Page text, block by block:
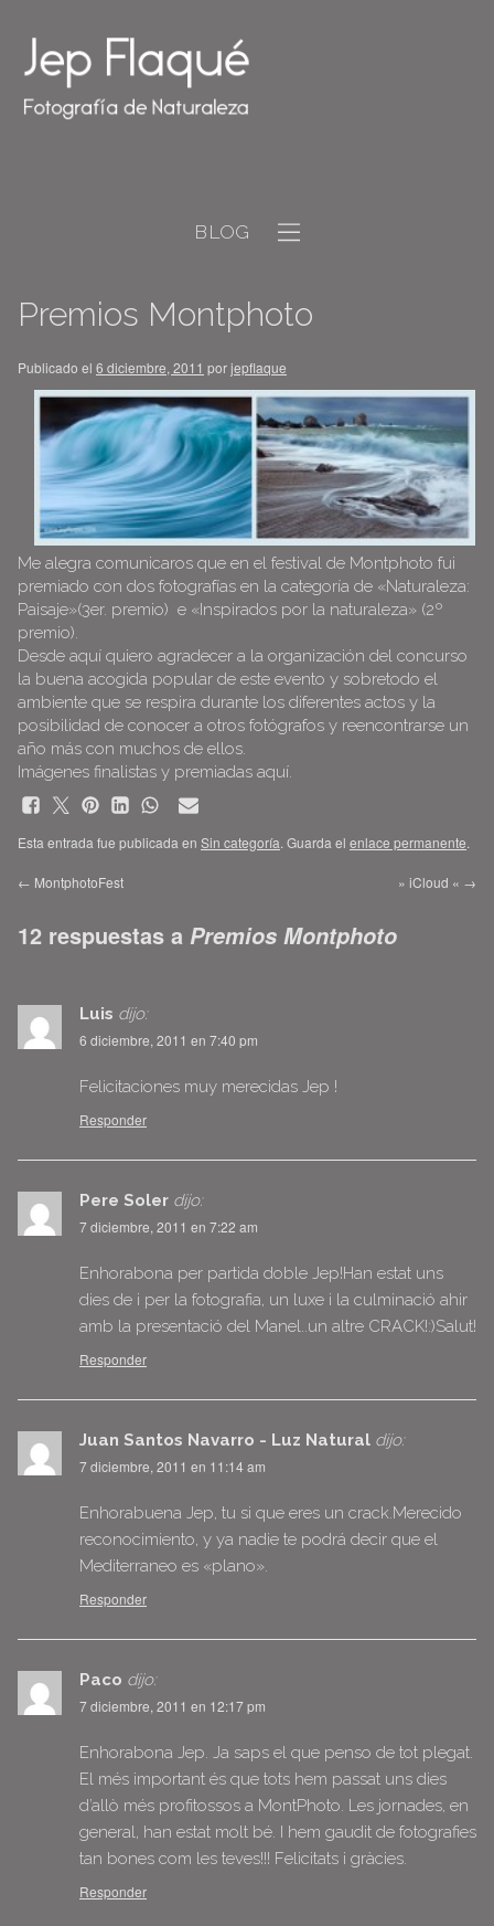
BLOG
Premios Montphoto
Publicado el 6 diciembre, 2011 porjepflaque
Me alegra comunicaros que en el festival de Montphoto fui
premiado con dos fotografías en la categoría de «Naturaleza:
Paisaje»(3er. premio) e «Inspirados por la naturaleza» (2º
premio).
Desde aquí quiero agradecer a la organización del concurso
la buena acogida popular de este evento y sobretodo el
ambiente que se respira durante los diferentes actos y la
posibilidad de conocer a otros fotógrafos y reencontrarse un
año más con muchos de ellos.
Imágenes finalistas y premiadas aquí.
Esta entrada fue publicada en Sin categoría. Guarda el enlace permanente.
← MontphotoFest » iCloud « →
12 respuestas a Premios Montphoto
Luis dijo:
6 diciembre, 2011 en 7:40 pm
Felicitaciones muy merecidas Jep !
Responder
Pere Soler dijo:
7 diciembre, 2011 en 7:22 am
Enhorabona per partida doble Jep!Han estat uns
dies de i per la fotografia, un luxe i la culminació ahir
amb la presentació del Manel..un altre CRACK!:)Salut!
Responder
Juan Santos Navarro - Luz Natural dijo:
7 diciembre, 2011 en 11:14 am
Enhorabuena Jep, tu si que eres un crack.Merecido
reconocimiento, y ya nadie te podrá decir que el
Mediterraneo es «plano».
Responder
Paco dijo:
7 diciembre, 2011 en 12:17 pm
Enhorabona Jep. Ja saps el que penso de tot plegat.
El més important és que tots hem passat uns dies
d’allò més profitossos a MontPhoto. Les jornades, en
general, han estat molt bé. I hem gaudit de fotografies
tan bones com les teves!!! Felicitats i gràcies.
Responder